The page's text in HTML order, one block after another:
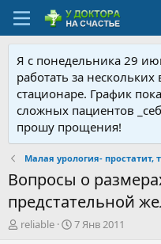
Я с понедельника 29
работать за
стационаре. График
сложных пациентов
прошу прощения!
Малая урология- простатит,
Вопросы о
предстательной
А
reliable
Д
7 Янв 2011